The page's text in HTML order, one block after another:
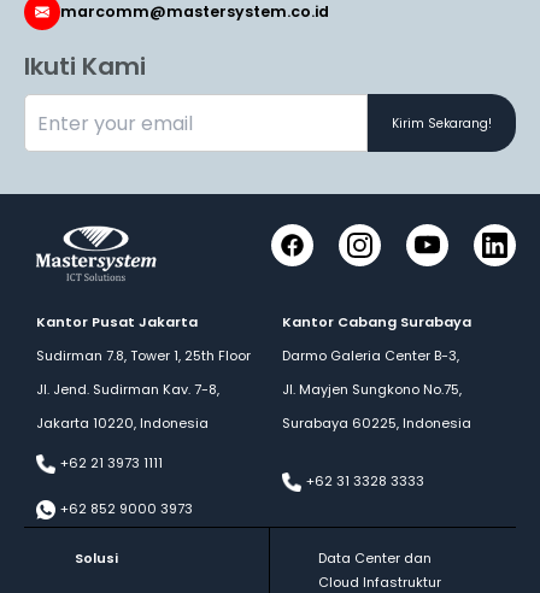
marcomm@mastersystem.co.id
Ikuti Kami
Kirim Sekarang!
FacebookInstagramYouTube
Kantor Pusat Jakarta
Sudirman 7.8, Tower 1, 25th Floor
Jl. Jend. Sudirman Kav. 7-8,
Jakarta 10220, Indonesia
+62 21 3973 1111
+62 852 9000 3973
Kantor Cabang Surabaya
Darmo Galeria Center B-3,
Jl. Mayjen Sungkono No.75,
Surabaya 60225, Indonesia
+62 31 3328 3333
Solusi
Data Center dan
Cloud Infastruktur